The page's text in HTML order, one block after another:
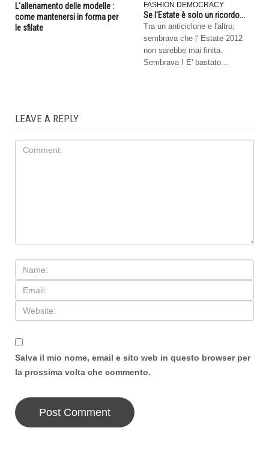
L'allenamento delle modelle :
come mantenersi in forma per
le sfilate
FASHION DEMOCRACY
Se l'Estate è solo un ricordo...
Tra un anticiclone e l'altro,
sembrava che l' Estate 2012
non sarebbe mai finita.
Sembrava ! E' bastato...
LEAVE A REPLY
Salva il mio nome, email e sito web in questo browser per
la prossima volta che commento.